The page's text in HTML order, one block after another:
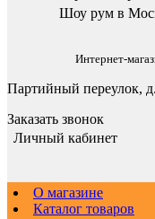
Шоу рум в
Интернет-
Партийный переулок,
Заказать звонок
Личный кабинет
О магазине
Каталог товаров